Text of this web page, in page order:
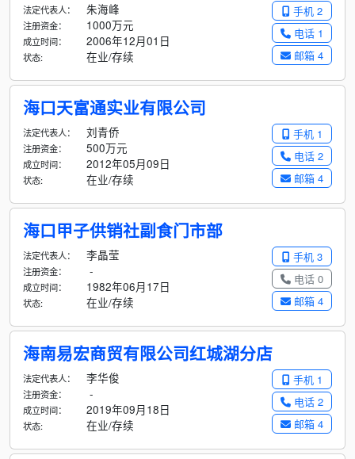
手机 2
电话 1
邮箱 4
法定代表人： 朱海峰
注册资金： 1000万元
成立时间： 2006年12月01日
状态: 在业/存续
海口天富通实业有限公司
手机 1
电话 2
邮箱 4
法定代表人： 刘青侨
注册资金： 500万元
成立时间： 2012年05月09日
状态: 在业/存续
海口甲子供销社副食门市部
手机 3
电话 0
邮箱 4
法定代表人： 李晶莹
注册资金： -
成立时间： 1982年06月17日
状态: 在业/存续
海南易宏商贸有限公司红城湖分店
手机 1
电话 2
邮箱 4
法定代表人： 李华俊
注册资金： -
成立时间： 2019年09月18日
状态: 在业/存续